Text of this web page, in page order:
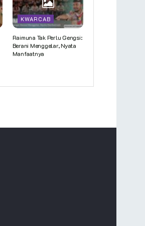
KWARCAB
Raimuna Tak Perlu Gengsi:
Berani Menggelar, Nyata
Manfaatnya